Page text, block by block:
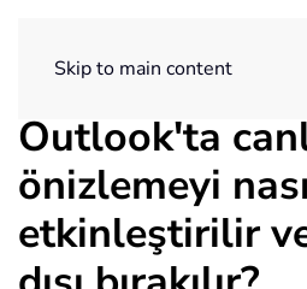
Skip to main content
Outlook'ta
önizlemeyi
etkinleştirilir